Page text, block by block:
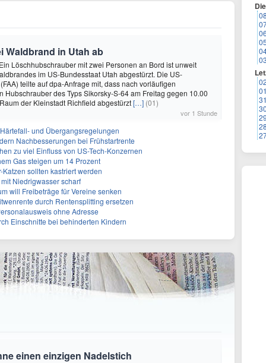
in Utah ab
Löschhubschrauber mit zwei Personen an Bord ist unweit
im US-Bundesstaat Utah abgestürzt. Die US-
teilte auf dpa-Anfrage mit, dass nach vorläufigen
Hubschrauber des Typs Sikorsky-S-64 am Freitag gegen 10.00
der Kleinstadt Richfield abgestürzt[…] (01)
vor 1 Stunde
und Übergangsregelungen
Nachbesserungen bei Frühstartrente
zu viel Einfluss von US-Tech-Konzernen
Gas steigen um 14 Prozent
sollten kastriert werden
Niedrigwasser scharf
will Freibeträge für Vereine senken
durch Rentensplitting ersetzen
ohne Adresse
Einschnitte bei behinderten Kindern
einen einzigen Nadelstich